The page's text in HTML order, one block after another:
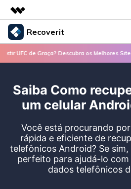
Produtos em destaque
Criatividade digital com IA generativa
Negócios
Visão geral
Sobre nós
Sala de imprensa
Loja
Recoverit
Recoverit para
Uma ferramenta líder de
Teste
Recursos
Recuperar arquivos de mídia
Recuperar arquivos de
Recuperação de dispositivos
Soluções de arquivos
Soluções para computadores
Porque Recoverit
Especialista em recuperação
de Graça? Descubra os Melhores Sites
Saiba Como
um celular
Você está procurando
rápida e eficiente de
telefônicos Android? Se
perfeito para ajudá-lo
dados telefônicos